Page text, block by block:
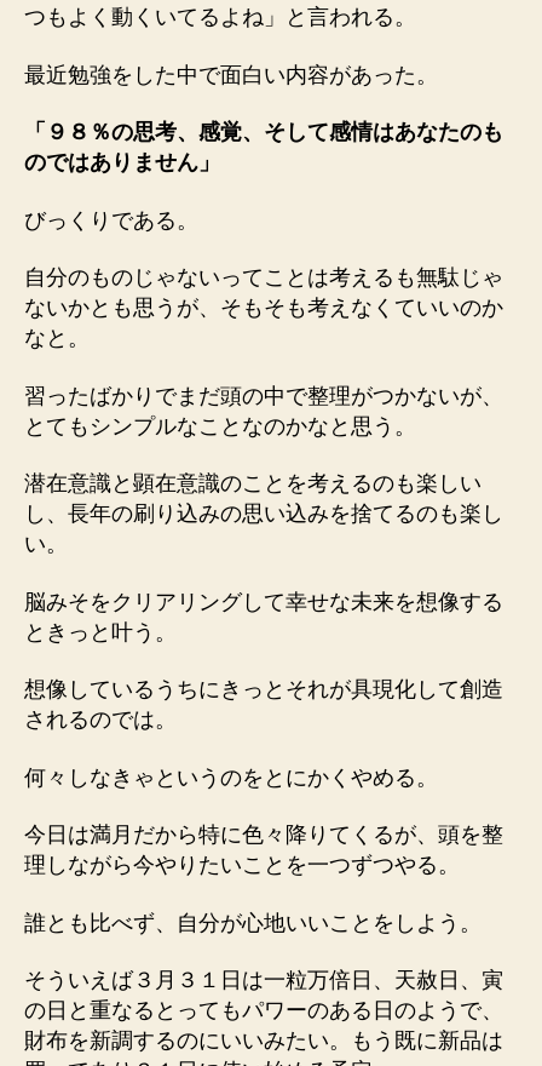
つもよく動くいてるよね」と言われる。
最近勉強をした中で面白い内容があった。
「９８％の思考、感覚、そして感情はあなたのも
のではありません」
びっくりである。
自分のものじゃないってことは考えるも無駄じゃ
ないかとも思うが、そもそも考えなくていいのか
なと。
習ったばかりでまだ頭の中で整理がつかないが、
とてもシンプルなことなのかなと思う。
潜在意識と顕在意識のことを考えるのも楽しい
し、長年の刷り込みの思い込みを捨てるのも楽し
い。
脳みそをクリアリングして幸せな未来を想像する
ときっと叶う。
想像しているうちにきっとそれが具現化して創造
されるのでは。
何々しなきゃというのをとにかくやめる。
今日は満月だから特に色々降りてくるが、頭を整
理しながら今やりたいことを一つずつやる。
誰とも比べず、自分が心地いいことをしよう。
そういえば３月３１日は一粒万倍日、天赦日、寅
の日と重なるとってもパワーのある日のようで、
財布を新調するのにいいみたい。もう既に新品は